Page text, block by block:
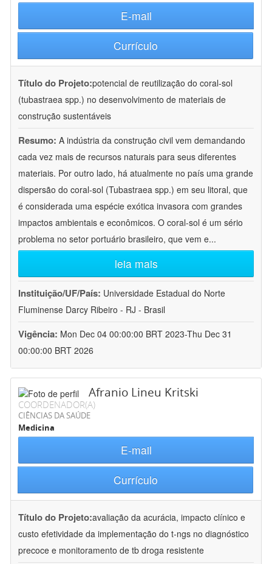
E-mail
Currículo
Título do Projeto:potencial de reutilização do coral-sol
(tubastraea spp.) no desenvolvimento de materiais de
construção sustentáveis
Resumo: A indústria da construção civil vem demandando
cada vez mais de recursos naturais para seus diferentes
materiais. Por outro lado, há atualmente no país uma grande
dispersão do coral-sol (Tubastraea spp.) em seu litoral, que
é considerada uma espécie exótica invasora com grandes
impactos ambientais e econômicos. O coral-sol é um sério
problema no setor portuário brasileiro, que vem e...
leia mais
Instituição/UF/País: Universidade Estadual do Norte
Fluminense Darcy Ribeiro - RJ - Brasil
Vigência: Mon Dec 04 00:00:00 BRT 2023-Thu Dec 31
00:00:00 BRT 2026
Afranio Lineu Kritski
COORDENADOR(A)
CIÊNCIAS DA SAÚDE
Medicina
E-mail
Currículo
Título do Projeto:avaliação da acurácia, impacto clínico e
custo efetividade da implementação do t-ngs no diagnóstico
precoce e monitoramento de tb droga resistente